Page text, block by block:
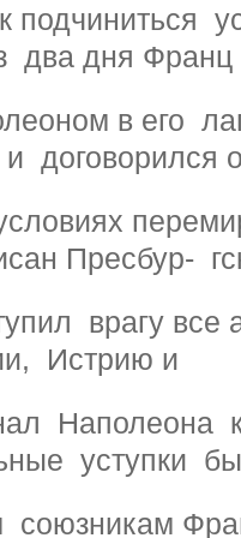
подчиниться
два дня Франц
в его
и договорился
Пресбур-
врагу все
Истрию и
Наполеона
уступки
союзникам